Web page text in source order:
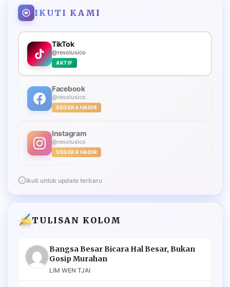
IKUTI KAMI
TikTok
@resolusico
AKTIF
Facebook
@resolusico
SEGERA HADIR
Instagram
@resolusico
SEGERA HADIR
Ikuti untuk update terbaru
TULISAN KOLOM
Bangsa Besar Bicara Hal Besar, Bukan
Gosip Murahan
LIM WEN TJAI